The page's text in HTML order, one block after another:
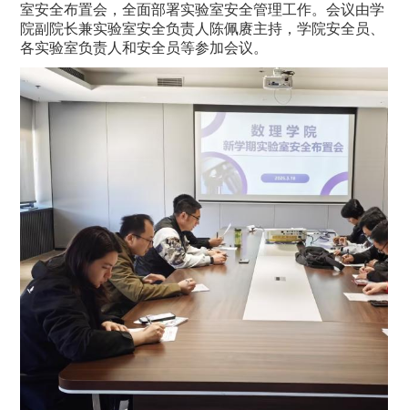
室安全布置会，全面部署实验室安全管理工作。会议由学
院副院长兼实验室安全负责人陈佩赓主持，学院安全员、
各实验室负责人和安全员等参加会议。